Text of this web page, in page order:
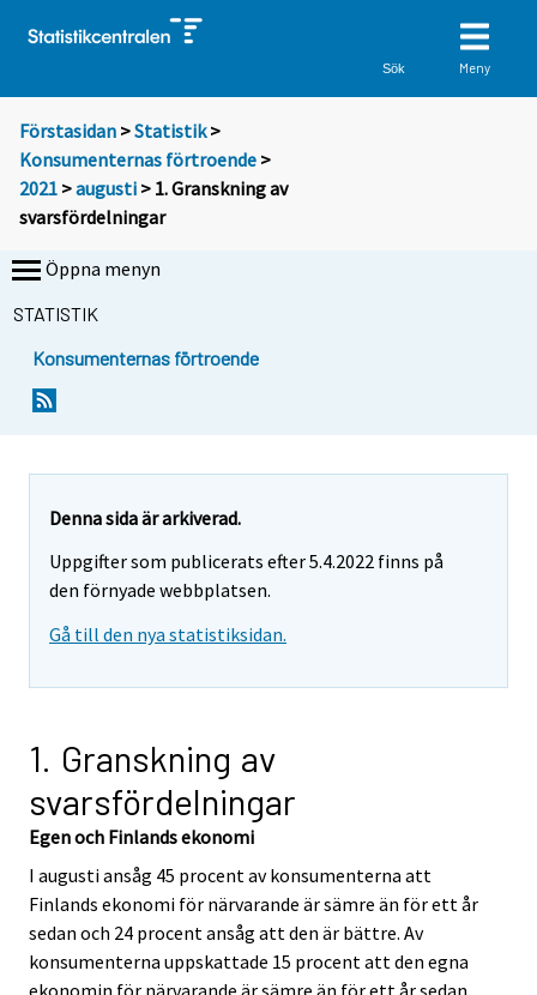
Sök Meny
Förstasidan >Statistik >
Konsumenternas förtroende >
2021 >augusti > 1. Granskning av
svarsfördelningar
Öppna menyn
STATISTIK
Konsumenternas förtroende
Denna sida är arkiverad.
Uppgifter som publicerats efter 5.4.2022 finns på
den förnyade webbplatsen.
Gå till den nya statistiksidan.
1. Granskning av
svarsfördelningar
Egen och Finlands ekonomi
I augusti ansåg 45 procent av konsumenterna att
Finlands ekonomi för närvarande är sämre än för ett år
sedan och 24 procent ansåg att den är bättre. Av
konsumenterna uppskattade 15 procent att den egna